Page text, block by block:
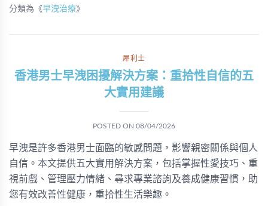
分類為《早洩治療》
犀利士
香港男士早洩困擾解決方案：重拾性自信的五
大實用建議
POSTED ON 08/04/2026
早洩是許多香港男士面臨的敏感問題，影響親密關係與個人
自信。本文提供五大實用解決方案，包括掌握性愛技巧、重
視前戲、管理壓力情緒、尋求專業諮詢及養成健康習慣，助
您有效改善性健康，重拾性生活樂趣。